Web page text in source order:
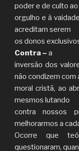
poder e de culto ao
orgulho e à
acreditam serem
os donos
Contra – a
inversão dos
não condizem com
moral cristã, ao
mesmos lutando
contra nossos
melhorarmos a
Ocorre que
questionaram,